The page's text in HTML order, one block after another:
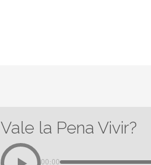
Vale la Pena Vivir?
00:00